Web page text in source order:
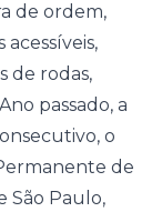
de ordem,
de rodas,
passado, a
o
de
São Paulo,